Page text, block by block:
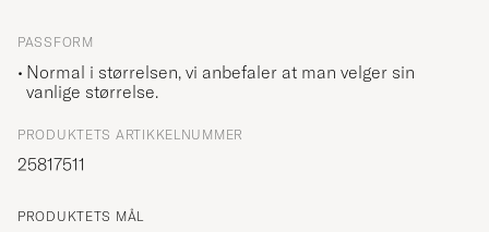
PASSFORM
Normal i størrelsen, vi anbefaler at man velger sin
vanlige størrelse.
PRODUKTETS ARTIKKELNUMMER
25817511
PRODUKTETS MÅL